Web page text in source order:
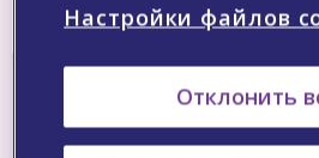
Настройки файлов
Отклонить